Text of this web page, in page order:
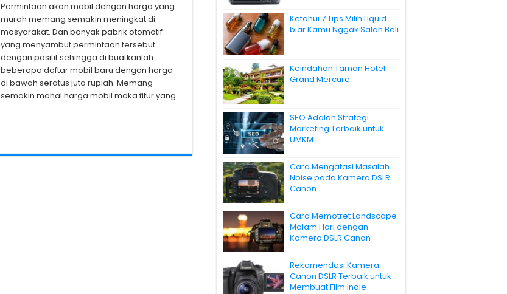
Permintaan akan mobil dengan harga yang
murah memang semakin meningkat di
masyarakat. Dan banyak pabrik otomotif
yang menyambut permintaan tersebut
dengan positif sehingga di buatkanlah
beberapa daftar mobil baru dengan harga
di bawah seratus juta rupiah. Memang
semakin mahal harga mobil maka fitur yang
Ketahui 7 Tips Milih Liquid
biar Kamu Nggak Salah Beli
Keindahan Taman Hotel
Grand Mercure
SEO Adalah Strategi
Marketing Terbaik untuk
UMKM
Cara Mengatasi Masalah
Noise pada Kamera DSLR
Canon
Cara Memotret Landscape
Malam Hari dengan
Kamera DSLR Canon
Rekomendasi Kamera
Canon DSLR Terbaik untuk
Membuat Film Indie